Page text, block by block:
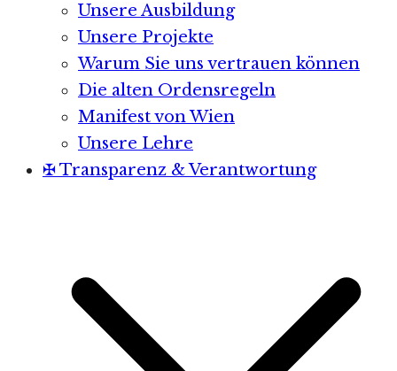
Unsere Ausbildung
Unsere Projekte
Warum Sie uns vertrauen können
Die alten Ordensregeln
Manifest von Wien
Unsere Lehre
✠ Transparenz & Verantwortung